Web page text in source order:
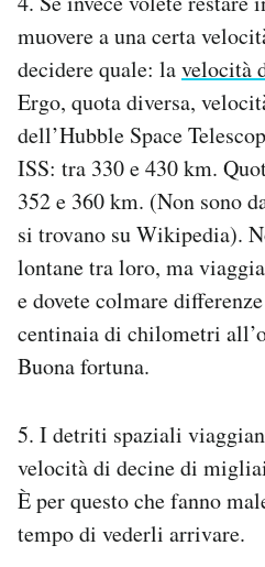
muovere a una certa
decidere quale: lavelocità
Ergo, quota diversa,
dell’Hubble Space
ISS: tra 330 e 430 km.
352 e 360 km. (Non sono
si trovano su Wikipedia).
lontane tra loro, ma
e dovete colmare
centinaia di chilometri
Buona fortuna.
5. I detriti spaziali
velocità di decine di
È per questo che fanno
tempo di vederli arrivare.